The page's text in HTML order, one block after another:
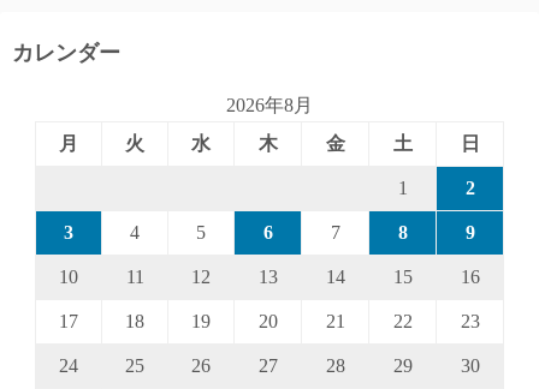
カレンダー
2026年8月
月
火 水 木 金 土 日
1 2
3 4 5 6 7 8 9
10 11 12 13 14 15 16
17 18 19 20 21 22 23
24 25 26 27 28 29 30